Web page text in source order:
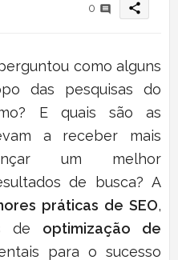
0 share
como alguns
das pesquisas do
E quais são as
a receber mais
um melhor
de busca? A
práticas de SEO,
de
optimização de
para o sucesso